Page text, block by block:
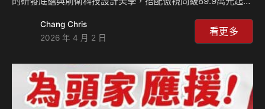
為感謝廣大消費者的熱烈支持與肯定，FOXTRON於4 月針對
指定車型推出8,000元配件折抵金的新購車禮遇，讓車主能依
BRIA的車主，指定車型將也將提供價值3,500元的保修服務抵
用金，以實質回饋展現FOXTRON深耕台灣市場的決心與用
心。 義大利頂尖美學交織前衛智慧座艙 2,800mm越級軸距重
Chang Chris
2026 年 4 月 2 日
看更多